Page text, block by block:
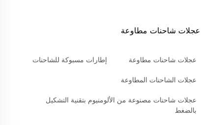
عجلات شاحنات مطاوعة
عجلات شاحنات مطاوعة إطارات مسبوكة للشاحنات
عجلات الشاحنات المطاوعة
عجلات شاحنات مصنوعة من الألومنيوم بتقنية التشكيل
بالضغط